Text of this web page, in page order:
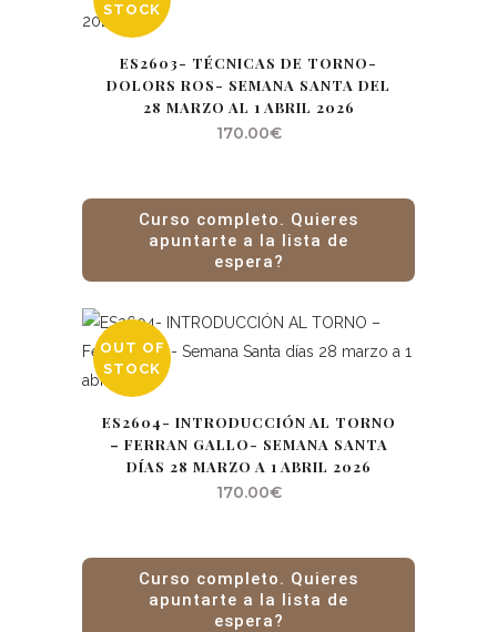
STOCK
ES2603- TÉCNICAS DE TORNO-
DOLORS ROS- SEMANA SANTA DEL
28 MARZO AL 1 ABRIL 2026
170.00€
Curso completo. Quieres
apuntarte a la lista de
espera?
OUT OF
STOCK
ES2604- INTRODUCCIÓN AL TORNO
– FERRAN GALLO- SEMANA SANTA
DÍAS 28 MARZO A 1 ABRIL 2026
170.00€
Curso completo. Quieres
apuntarte a la lista de
espera?